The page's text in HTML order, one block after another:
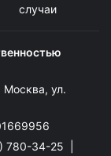
случаи
ул.
780-34-25